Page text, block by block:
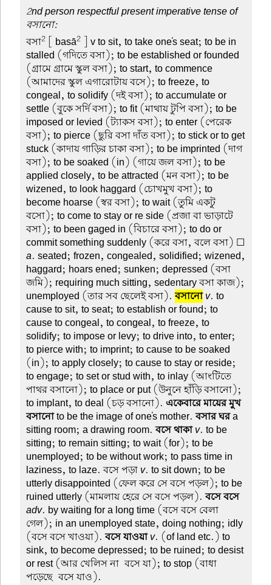
2nd person respectful present imperative tense of
বসানো:
বসা2 [ basā2
] v to sit, to take one's seat; to be in
stalled (গদিতে বসা); to be established or founded
(গ্রামে গ্রামে স্কুল বসা); to start, to commence
(আমাদের স্কুল এগারোটায় বসে); to freeze, to
congeal, to solidify (দই বসা); to accumulate or
settle (বুকে সর্দি বসা); to fit (মাথায় টুপি বসা); to be
imposed or levied (ট্যাকস বসা); to enter (পেরেক
বসা); to pierce (ছুরি বসা দাঁত বসা); to stick or to get
stuck (কাদায় গাড়ির চাকা বসা); to be imprinted (দাগ
বসা); to be soaked (in) (গায়ে জল বসা); to be
applied closely, to be attracted (মন বসা); to be
wizened, to look haggard (চোখমুখ বসা); to
become hoarse (স্বর বসা); to wait (তুমি একটু
বসো); to come to stay or re side (প্রজা বা ভাড়াটে
বসা); to been gaged in (বিচারে বসা); to do or
commit something suddenly (করে বসা, বলে বসা) ☐
a. seated; frozen, congealed, solidified; wizened,
haggard; hoars ened; sunken; depressed (বসা
জমি); requiring much sitting, sedentary বসা কাজ);
unemployed (তার সব ছেলেই বসা).বসানো v. to
cause to sit, to seat; to establish or found; to
cause to congeal, to congeal, to freeze, to
solidify; to impose or levy; to drive into, to enter;
to pierce with; to imprint; to cause to be soaked
(in); to apply closely; to cause to stay or reside;
to engage; to set or stud with, to inlay (আংটিতে
পাথর বসানো); to place or put (উনুনে হাঁড়ি বসানো);
to implant, to deal (চড় বসানো). একেবারে মায়ের মুখ
বসানোto be the image of one's mother.বসার ঘরa
sitting room; a drawing room.বসে থাকা v. to be
sitting; to remain sitting; to wait (for); to be
unemployed; to be without work; to pass time in
laziness, to laze. বসে পড়া v. to sit down; to be
utterly disappointed (ফেল করে সে বসে পড়ল); to be
ruined utterly (মামলায় হেরে সে বসে পড়ল).বসে বসে
adv. by waiting for a long time (বসে বসে বেলা
গেল); in an unemployed state, doing nothing; idly
(বসে বসে খাওয়া).বসে যাওয়া v. (of land etc.) to
sink, to become depressed; to be ruined; to desist
or rest (আর খেলিস না-বসে যা); to stop (বাধা
পড়েছে-বসে যাও).